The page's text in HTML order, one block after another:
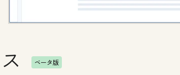
ベータ版